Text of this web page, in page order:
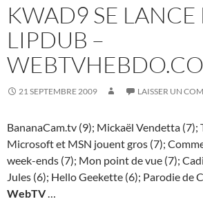
KWAD9 SE LANCE
LIPDUB –
21 SEPTEMBRE 2009 LAISSER UN
BananaCam.tv (9); Mickaël Vendetta (7);
Microsoft et MSN jouent gros (7);
week-ends (7); Mon point de vue (7);
Jules (6); Hello Geekette (6); Parodie de
WebTV…